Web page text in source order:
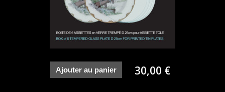
Ajouter au panier 30,00 €